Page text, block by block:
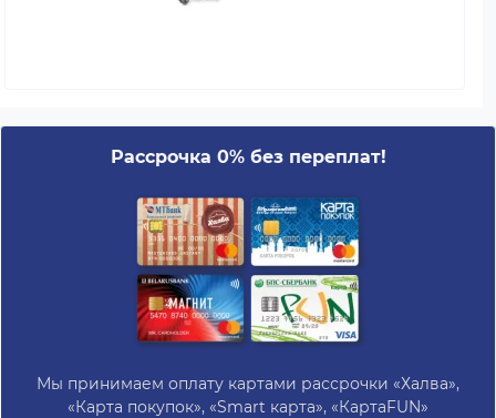
Рассрочка 0% без переплат!
Мы принимаем оплату картами рассрочки «Халва»,
«Карта покупок», «Smart карта», «КартаFUN»